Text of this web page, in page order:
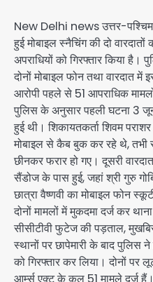
New Delhi news उत्तर-पश्चिम
हुई मोबाइल स्नैचिंग की दो
अपराधियों को गिरफ्तार किया
दोनों मोबाइल फोन तथा वारदात में
आरोपी पहले से 51 आपराधिक
पुलिस के अनुसार पहली घटना 3
हुई थी। शिकायतकर्ता शिवम
मोबाइल से कैब बुक कर रहे थे, तभी
छीनकर फरार हो गए। दूसरी
सैंडोज के पास हुई, जहां श्री गुरु
छात्रा वैष्णवी का मोबाइल फोन
दोनों मामलों में मुकदमा दर्ज कर
सीसीटीवी फुटेज की पड़ताल,
स्थानों पर छापेमारी के बाद पुलिस
को गिरफ्तार कर लिया। दोनों पर